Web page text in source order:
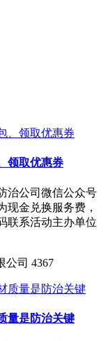
领取优惠券
治公司微信公众号
现金兑换服务费，
联系活动主办单位
公司 4367
量是防治关键